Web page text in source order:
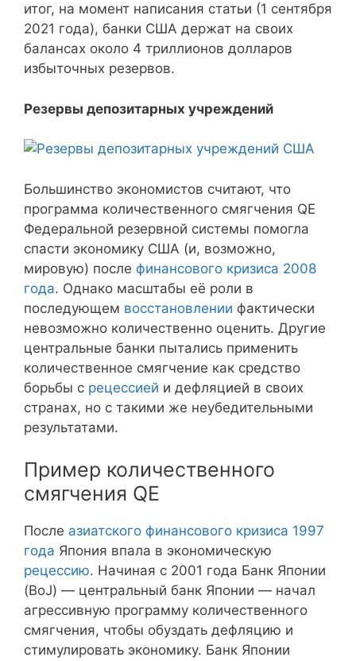
итог, на момент написания статьи (1 сентября
2021 года), банки США держат на своих
балансах около 4 триллионов долларов
избыточных резервов.
Резервы депозитарных учреждений
Большинство экономистов считают, что
программа количественного смягчения QE
Федеральной резервной системы помогла
спасти экономику США (и, возможно,
мировую) после финансового кризиса 2008
года. Однако масштабы её роли в
последующем восстановлении фактически
невозможно количественно оценить. Другие
центральные банки пытались применить
количественное смягчение как средство
борьбы с рецессией и дефляцией в своих
странах, но с такими же неубедительными
результатами.
Пример количественного
смягчения QE
После азиатского финансового кризиса 1997
года Япония впала в экономическую
рецессию. Начиная с 2001 года Банк Японии
(BoJ) — центральный банк Японии — начал
агрессивную программу количественного
смягчения, чтобы обуздать дефляцию и
стимулировать экономику. Банк Японии